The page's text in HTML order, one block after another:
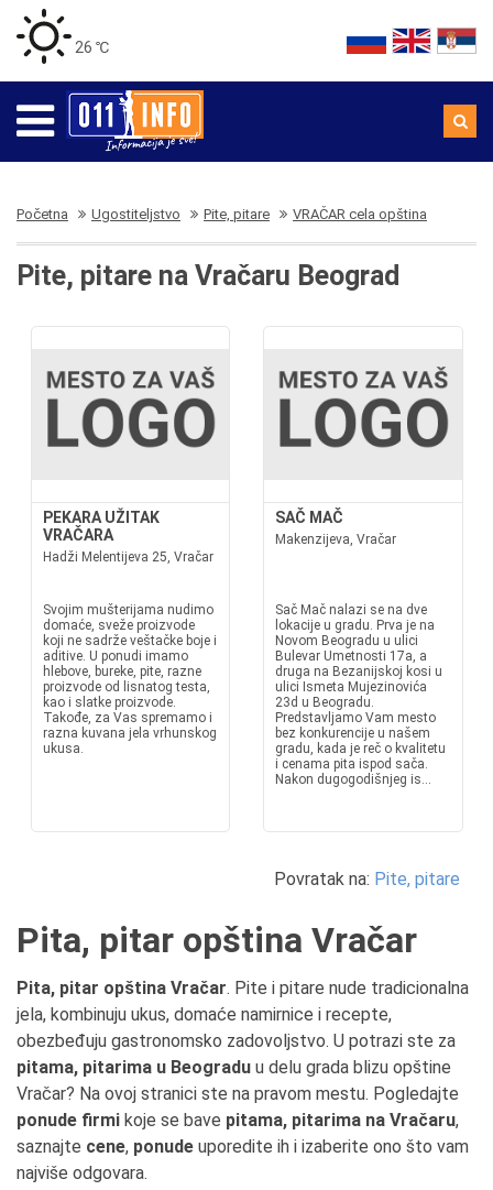
26 ℃
Početna Ugostiteljstvo Pite, pitare VRAČAR cela opština
Pite, pitare na Vračaru Beograd
PEKARA UŽITAK
VRAČARA
Hadži Melentijeva 25, Vračar
Svojim mušterijama nudimo
domaće, sveže proizvode
koji ne sadrže veštačke boje i
aditive. U ponudi imamo
hlebove, bureke, pite, razne
proizvode od lisnatog testa,
kao i slatke proizvode.
Takođe, za Vas spremamo i
razna kuvana jela vrhunskog
ukusa.
SAČ MAČ
Makenzijeva, Vračar
Sač Mač nalazi se na dve
lokacije u gradu. Prva je na
Novom Beogradu u ulici
Bulevar Umetnosti 17a, a
druga na Bezanijskoj kosi u
ulici Ismeta Mujezinovića
23d u Beogradu.
Predstavljamo Vam mesto
bez konkurencije u našem
gradu, kada je reč o kvalitetu
i cenama pita ispod sača.
Nakon dugogodišnjeg is...
Povratak na: Pite, pitare
Pita, pitar opština Vračar
Pita, pitar opština Vračar. Pite i pitare nude tradicionalna
jela, kombinuju ukus, domaće namirnice i recepte,
obezbeđuju gastronomsko zadovoljstvo. U potrazi ste za
pitama, pitarima u Beogradu u delu grada blizu opštine
Vračar? Na ovoj stranici ste na pravom mestu. Pogledajte
ponude firmi koje se bave pitama, pitarima na Vračaru,
saznajte cene, ponude uporedite ih i izaberite ono što vam
najviše odgovara.